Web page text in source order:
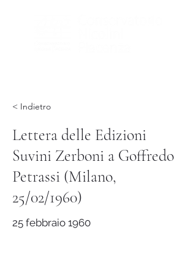
< Indietro
Lettera delle Edizioni
Suvini Zerboni a Goffredo
Petrassi (Milano,
25/02/1960)
25 febbraio 1960